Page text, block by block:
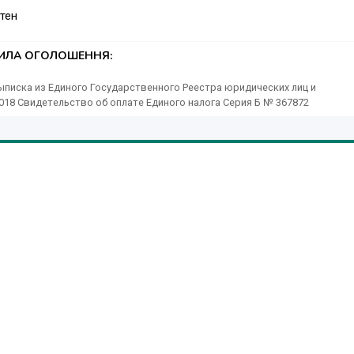
цене от 1950 грн. до …
ОГОЛОШЕННЯ:
из Единого Государственного Реестра юридических лиц и
Свидетельство об оплате Единого налога Серия Б № 367872